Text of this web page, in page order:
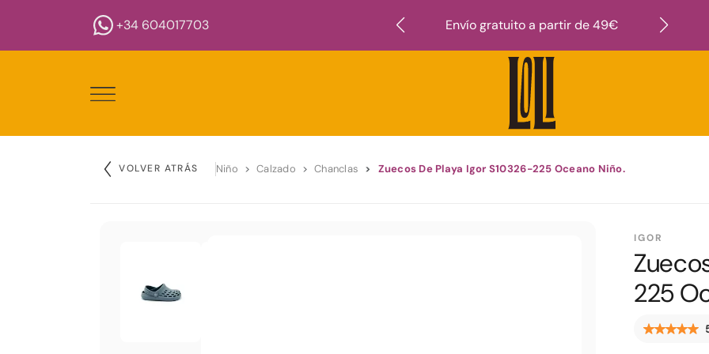
+34 604017703 Envío gratuito a partir de 49€
VOLVER ATRÁS Niño Calzado Chanclas Zuecos De Playa Igor S10326-225 Oceano Niño.
IGOR
225